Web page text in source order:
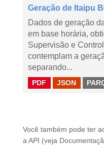
Geração de Itaipu
Dados de geração
em base horária,
Supervisão e
contemplam a
separando...
PDF JSON
Você também pode ter
a API (veja